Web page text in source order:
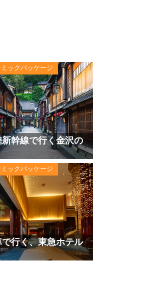
ックパッケージ
幹線で行く金沢の
ックパッケージ
行く、東急ホテル